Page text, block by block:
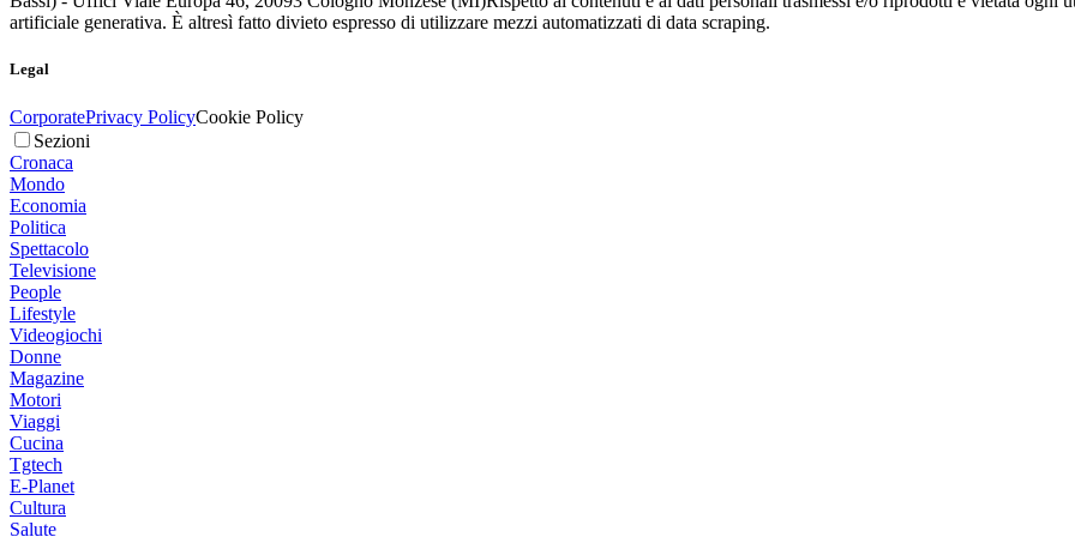
artificiale generativa. È altresì fatto divieto espresso di utilizzare mezzi automatizzati di data scraping.
Legal
CorporatePrivacy PolicyCookie Policy
Sezioni
Cronaca
Mondo
Economia
Politica
Spettacolo
Televisione
People
Lifestyle
Videogiochi
Donne
Magazine
Motori
Viaggi
Cucina
Tgtech
E-Planet
Cultura
Salute